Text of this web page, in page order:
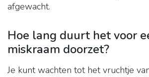
afgewacht.
Hoe lang duurt het voor
miskraam doorzet?
Je kunt wachten tot het vruchtje